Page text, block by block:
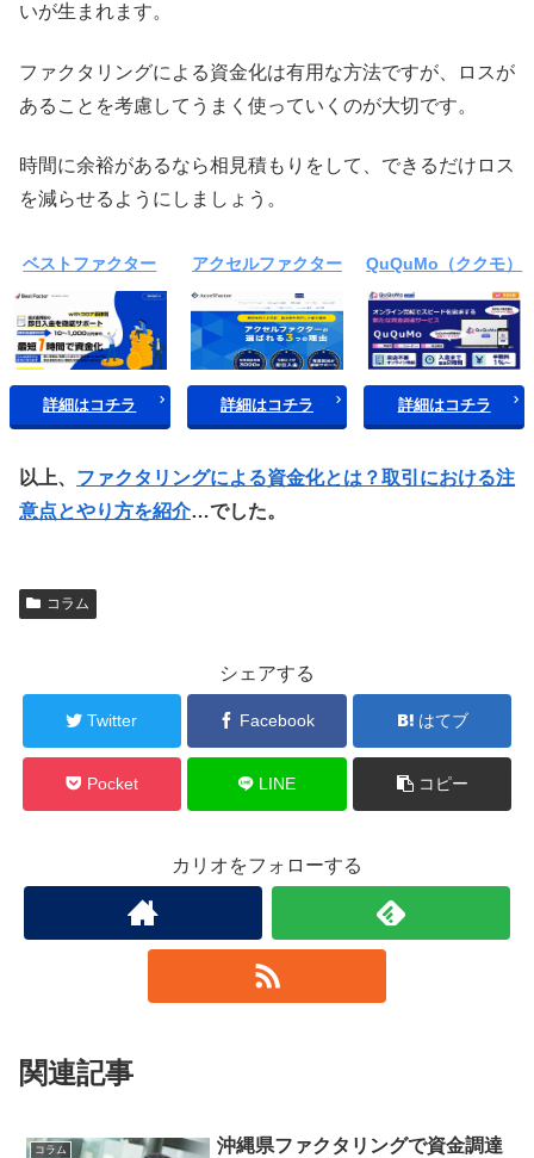
いが生まれます。
ファクタリングによる資金化は有用な方法ですが、ロスが
あることを考慮してうまく使っていくのが大切です。
時間に余裕があるなら相見積もりをして、できるだけロス
を減らせるようにしましょう。
ベストファクター
詳細はコチラ
アクセルファクター
詳細はコチラ
QuQuMo（ククモ）
詳細はコチラ
以上、 ファクタリングによる資金化とは？取引における注
意点とやり方を紹介…でした。
コラム
シェアする
Twitter Facebook はてブ
Pocket LINE コピー
カリオをフォローする
関連記事
コラム
沖縄県ファクタリングで資金調達